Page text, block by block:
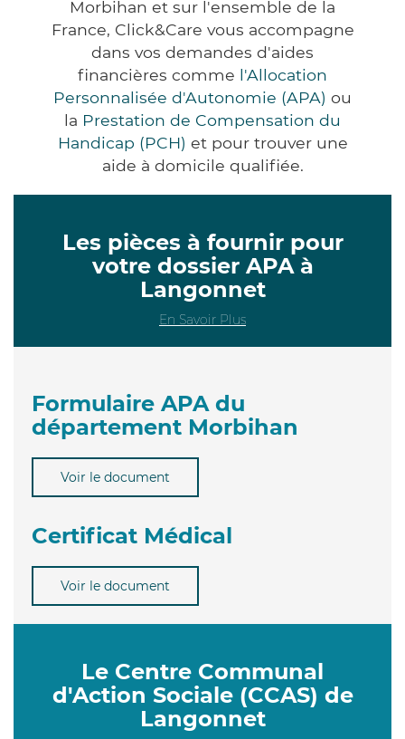
Morbihan et sur l'ensemble de la
France, Click&Care vous accompagne
dans vos demandes d'aides
financières comme l'Allocation
Personnalisée d'Autonomie (APA) ou
la Prestation de Compensation du
Handicap (PCH) et pour trouver une
aide à domicile qualifiée.
Les pièces à fournir pour
votre dossier APA à
Langonnet
En Savoir Plus
Formulaire APA du
département Morbihan
Voir le document
Certificat Médical
Voir le document
Le Centre Communal
d'Action Sociale (CCAS) de
Langonnet